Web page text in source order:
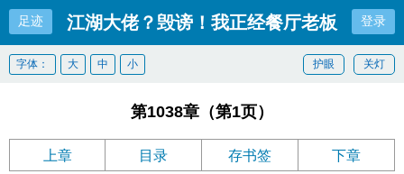
足迹 江湖大佬？毁谤！我正经餐厅老板 登录
关灯
护眼
字体： 大 中 小
第1038章（第1页）
上章 目录 存书签 下章